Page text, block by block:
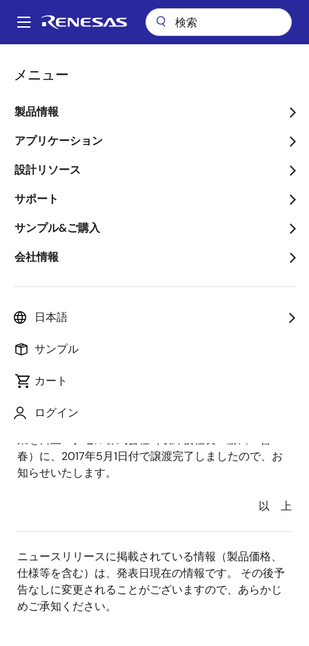
ン
Main
メニュー
製品情報
アプリケーション
設計リソース
サポート
サンプル&ご購入
会社情報
日本語
サンプル
カート
ログイン
パ
ン
く
ず
子会社の受託開発・製造および画像認識システム開発・製造・販売事
子会社の受託開発・製造お
よび画像認識システム開
発・製造・販売事業の譲渡
完了について
2017年5月8日
長兼CEO：呉 文精、以下 当社）は、2017年1月31日発
表の「受託開発・製造および画像認識システム開発・
製造・販売事業の日立マクセル株式会社への譲渡につ
いて」に関して、当社の100％子会社であるルネサス
セミコンダクタパッケージ＆テストソリューションズ
株式会社（代表取締役社長：野木村 修）の受託開
発・製造および画像認識システム開発・製造・販売事
春）に、2017年5月1日付で譲渡完了しましたので、お
知らせいたします。
以 上
ニュースリリースに掲載されている情報（製品価格、
仕様等を含む）は、発表日現在の情報です。 その後予
告なしに変更されることがございますので、あらかじ
めご承知ください。